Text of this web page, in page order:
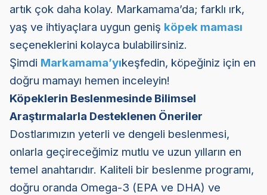
artık çok daha kolay. Markamama’da; farklı ırk,
yaş ve ihtiyaçlara uygun geniş köpek maması
seçeneklerini kolayca bulabilirsiniz.
Şimdi Markamama’yıkeşfedin, köpeğiniz için en
doğru mamayı hemen inceleyin!
Köpeklerin Beslenmesinde Bilimsel
Araştırmalarla Desteklenen Öneriler
Dostlarımızın yeterli ve dengeli beslenmesi,
onlarla geçireceğimiz mutlu ve uzun yılların en
temel anahtarıdır. Kaliteli bir beslenme programı,
doğru oranda Omega-3 (EPA ve DHA) ve